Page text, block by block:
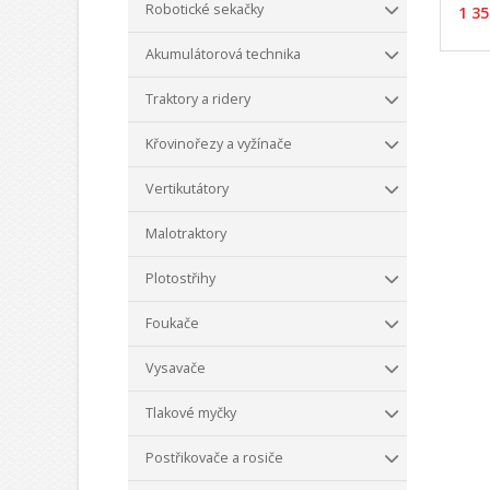
Robotické sekačky
Akumulátorová technika
Traktory a ridery
Křovinořezy a vyžínače
Vertikutátory
Malotraktory
Plotostřihy
Foukače
Vysavače
Tlakové myčky
Postřikovače a rosiče
1